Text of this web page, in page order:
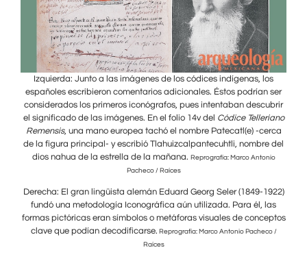
Izquierda: Junto a las imágenes de los códices indígenas, los
españoles escribieron comentarios adicionales. Éstos podrían ser
considerados los primeros iconógrafos, pues intentaban descubrir
el significado de las imágenes. En el folio 14v del Códice Telleriano
Remensis, una mano europea tachó el nombre Patecatl(e) -cerca
de la figura principal- y escribió Tlahuizcalpantecuhtli, nombre del
dios nahua de la estrella de la mañana. Reprografía: Marco Antonio
Pacheco / Raíces
Derecha: El gran lingüista alemán Eduard Georg Seler (1849-1922)
fundó una metodología Iconográfica aún utilizada. Para él, las
formas pictóricas eran símbolos o metáforas visuales de conceptos
clave que podían decodificarse. Reprografía: Marco Antonio Pacheco /
Raíces